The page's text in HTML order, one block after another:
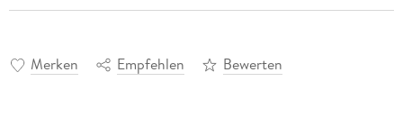
Merken Empfehlen Bewerten